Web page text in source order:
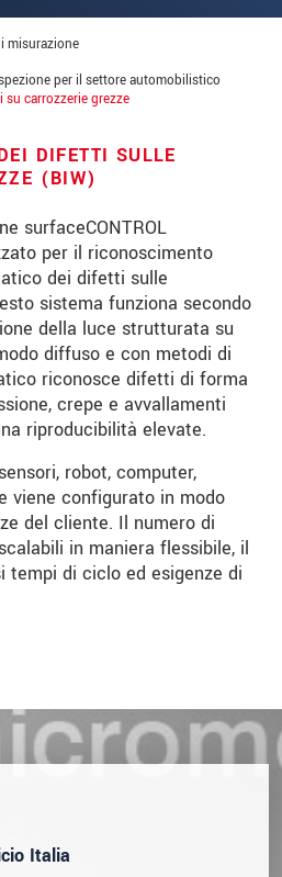
misurazione
per il settore automobilistico
carrozzerie grezze
DIFETTI SULLE
(BIW)
surfaceCONTROL
per il riconoscimento
dei difetti sulle
sistema funziona secondo
della luce strutturata su
diffuso e con metodi di
riconosce difetti di forma
crepe e avvallamenti
riproducibilità elevate.
robot, computer,
viene configurato in modo
del cliente. Il numero di
in maniera flessibile, il
tempi di ciclo ed esigenze di
Italia
informato sulle
via e-mail.
Please read our
.